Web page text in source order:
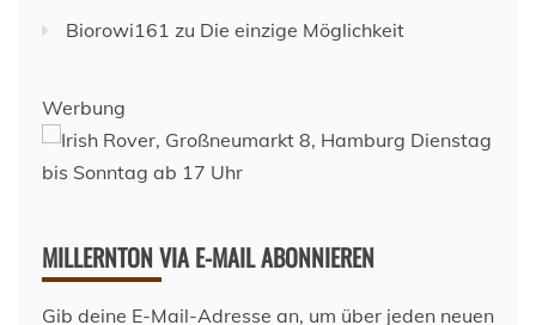
Biorowi161 zu Die einzige Möglichkeit
Werbung
MILLERNTON VIA E-MAIL ABONNIEREN
Gib deine E-Mail-Adresse an, um über jeden neuen